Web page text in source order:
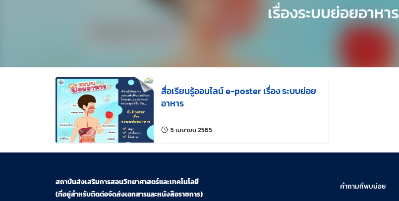
เรื่องระบบย่อยอาหาร
สื่อเรียนรู้ออนไลน์ e-poster เรื่อง ระบบย่อย
อาหาร
5 เมษายน 2565แก้ไขล่าสุดเมื่อ:
สถาบันส่งเสริมการสอนวิทยาศาสตร์และเทคโนโลยี
(ที่อยู่สำหรับติดต่อจัดส่งเอกสารและหนังสือราชการ)
คำถามที่พบบ่อย